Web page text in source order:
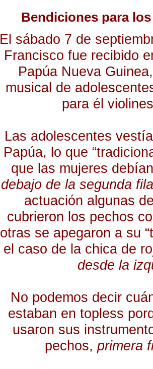
Bendiciones para
El sábado 7 de
Francisco fue recibido
Papúa Nueva
musical de
para él
Las adolescentes
Papúa, lo que
que las mujeres
debajo de la segunda fila
actuación algunas
cubrieron los pechos
otras se apegaron a su
el caso de la chica de
desde la
No podemos decir
estaban en topless
usaron sus
pechos, primera